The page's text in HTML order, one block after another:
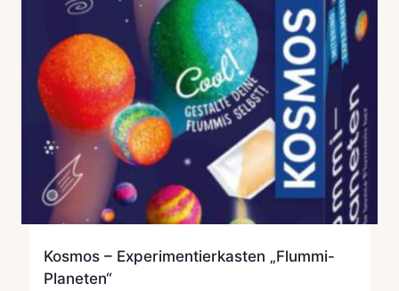
Kosmos – Experimentierkasten „Flummi-
Planeten“